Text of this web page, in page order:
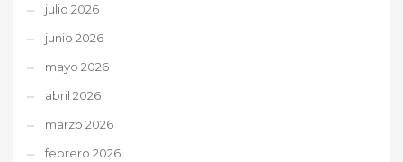
julio 2026
junio 2026
mayo 2026
abril 2026
marzo 2026
febrero 2026